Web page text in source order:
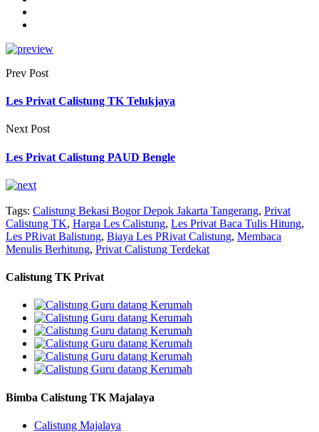
Prev Post
Les Privat Calistung TK Telukjaya
Next Post
Les Privat Calistung PAUD Bengle
Tags: Calistung Bekasi Bogor Depok Jakarta Tangerang, Privat
Calistung TK, Harga Les Calistung, Les Privat Baca Tulis Hitung,
Les PRivat Balistung, Biaya Les PRivat Calistung, Membaca
Menulis Berhitung, Privat Calistung Terdekat
Calistung TK Privat
Bimba Calistung TK Majalaya
Calistung Majalaya